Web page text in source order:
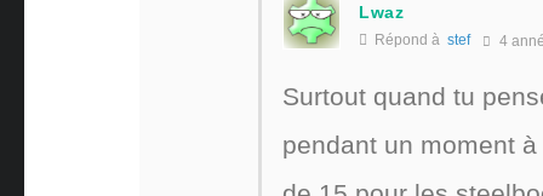
Lwaz
Répond à stef 4
Surtout quand tu
pendant un moment